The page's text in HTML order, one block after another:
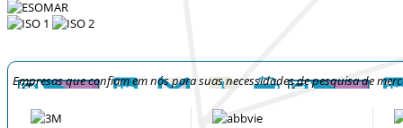
Empresas que confiam em nós para suas necessidades de pesquisa de